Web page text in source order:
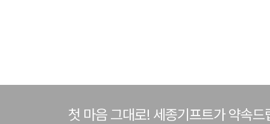
첫 마음 그대로! 세종기프트가 약속드